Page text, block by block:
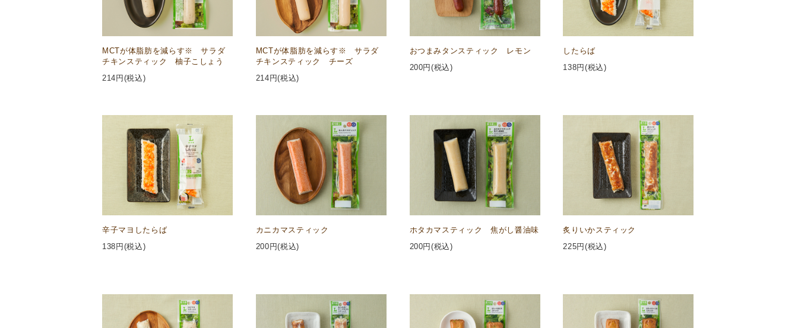
MCTが体脂肪を減らす※ サラダ
チキンスティック 柚子こしょう
214 円(税込)
MCTが体脂肪を減らす※ サラダ
チキンスティック チーズ
214 円(税込)
おつまみタンスティック レモン
200円(税込)
したらば
138円(税込)
辛子マヨしたらば
138 円(税込)
カニカマスティック
200 円(税込)
ホタカマスティック 焦がし醤油味
200円(税込)
炙りいかスティック
225円(税込)